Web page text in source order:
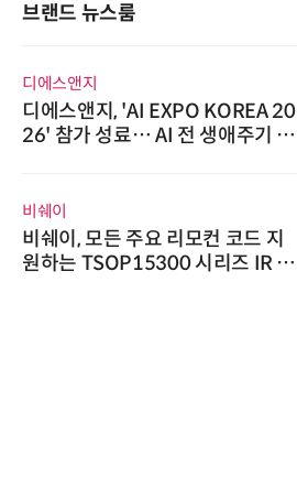
브랜드 뉴스룸
슈퍼솔루션
슈퍼솔루션, 2026 Next-Gen AI C
ooling Summit 성황리 성료
인아그룹
'자동화 산업의 새로운 가능성'…
인아그룹 전국 7개 도시 세미나 페